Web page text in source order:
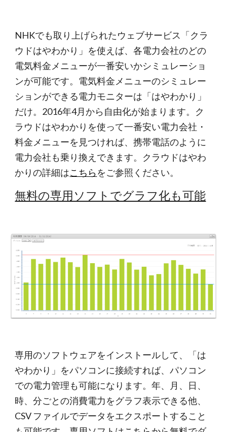
NHKでも取り上げられたウェブサービス「クラ
ウドはやわかり」を使えば、各電力会社のどの
電気料金メニューが一番安いかシミュレーショ
ンが可能です。電気料金メニューのシミュレー
ションができる電力モニターは「はやわかり」
だけ。2016年4月から自由化が始まります。ク
ラウドはやわかりを使って一番安い電力会社・
料金メニューを見つければ、携帯電話のように
電力会社も乗り換えできます。クラウドはやわ
かりの詳細はこちらをご参照ください。
無料の専用ソフトでグラフ化も可能
専用のソフトウェアをインストールして、「は
やわかり」をパソコンに接続すれば、パソコン
での電力管理も可能になります。年、月、日、
時、分ごとの消費電力をグラフ表示できる他、
CSV ファイルでデータをエクスポートすること